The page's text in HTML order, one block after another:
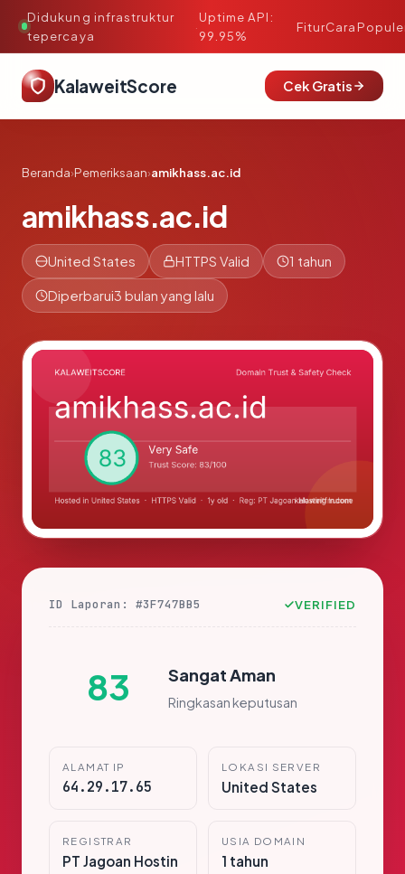
Didukung infrastruktur
tepercaya
·
Uptime API:
99.95%
FiturCara
KalaweitScore Cek Gratis
Beranda›Pemeriksaan›amikhass.ac.id
amikhass.ac.id
United States HTTPS Valid 1 tahun
Diperbarui3 bulan yang lalu
ID Laporan: #3F747BB5 VERIFIED
83 Sangat Aman
Ringkasan keputusan
ALAMAT IP
64.29.17.65
LOKASI SERVER
United States
REGISTRAR
PT Jagoan Hostin
USIA DOMAIN
1 tahun